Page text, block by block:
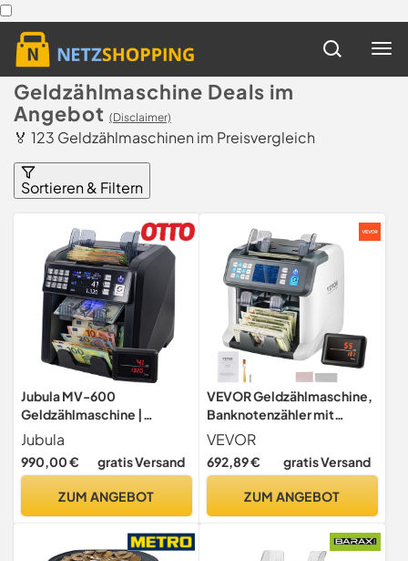
Geldzählmaschine Deals im
Angebot (Disclaimer)
🏅 123 Geldzählmaschinen im Preisvergleich
Sortieren & Filtern
Jubula MV-600
Geldzählmaschine |
Banknotensortierer für
gemischte Geldscheine |
UV/MG/IR/DD / 2CIS usw. |
CHF usw. | Banknotenzähler
Jubula
990,00 € gratis Versand
ZUM ANGEBOT
VEVOR Geldzählmaschine,
Banknotenzähler mit
Gemischten Nennwerten,
2CIS, SN, UV, IR, MG, DD
Falschgelderkennung,
Wertzähl- und Sortiergerät,
VEVOR
692,89 € gratis Versand
ZUM ANGEBOT